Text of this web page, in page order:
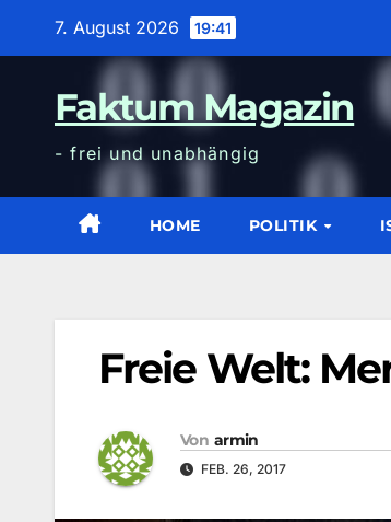
7. August 2026 19:41
Faktum Magazin
- frei und unabhängig
HOME POLITIK
Freie Welt:
Von armin
FEB. 26, 2017